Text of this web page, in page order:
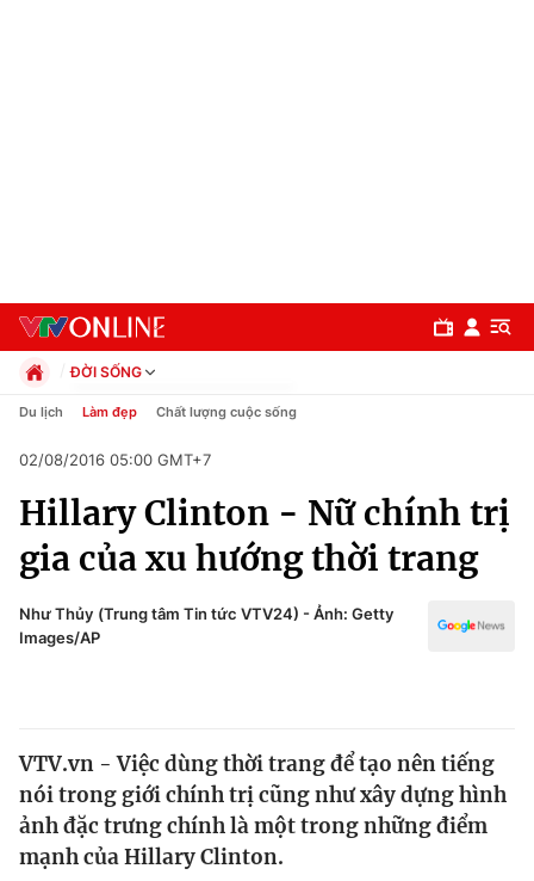
Chuyên mục
Chính trị
Xã hội
Y tế
Thế giới
Tin tức
ĐỜI SỐNG
Chính trị
Pháp luật
Kinh tế
Thể thao
Truyền hình
Y tế
Du lịch Làm đẹp Chất lượng cuộc sống
02/08/2016 05:00 GMT+7
Hillary Clinton - Nữ chính trị
gia của xu hướng thời trang
Như Thủy (Trung tâm Tin tức VTV24) - Ảnh: Getty
Images/AP
VTV.vn - Việc dùng thời trang để tạo nên tiếng
nói trong giới chính trị cũng như xây dựng hình
ảnh đặc trưng chính là một trong những điểm
mạnh của Hillary Clinton.